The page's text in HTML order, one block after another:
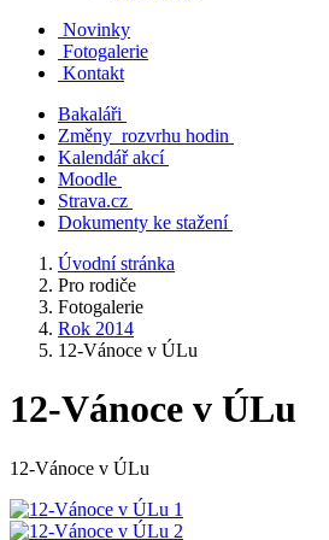
Novinky
Fotogalerie
Kontakt
Bakaláři
Změny rozvrhu hodin
Kalendář akcí
Moodle
Strava.cz
Dokumenty ke stažení
Úvodní stránka
Pro rodiče
Fotogalerie
Rok 2014
12-Vánoce v ÚLu
12-Vánoce v ÚLu
12-Vánoce v ÚLu